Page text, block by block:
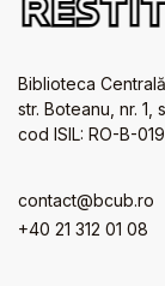
Biblioteca
str. Boteanu, nr. 1,
cod ISIL: RO-B-
contact@bcub.ro
+40 21 312 01 08